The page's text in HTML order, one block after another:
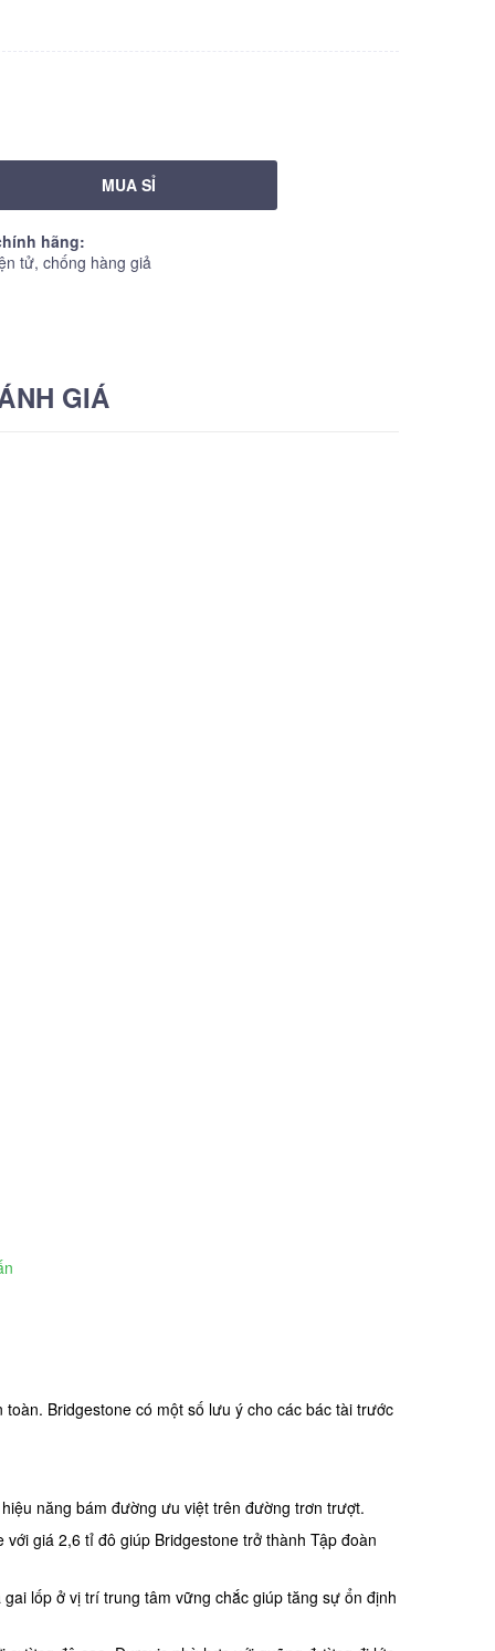
MUA SỈ
hãng:
tử, chống hàng giả
GIÁ
Bridgestone có một số lưu ý cho các bác tài trước
năng bám đường ưu việt trên đường trơn trượt.
giá 2,6 tỉ đô giúp Bridgestone trở thành Tập đoàn
lốp ở vị trí trung tâm vững chắc giúp tăng sự ổn định